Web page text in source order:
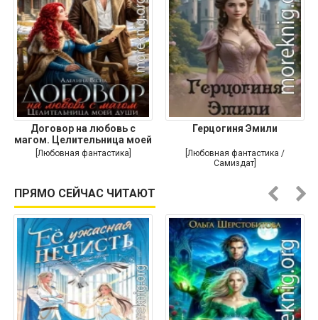
Договор на любовь с
магом. Целительница моей
души
[Любовная фантастика]
Герцогиня Эмили
[Любовная фантастика /
Самиздат]
ПРЯМО СЕЙЧАС ЧИТАЮТ